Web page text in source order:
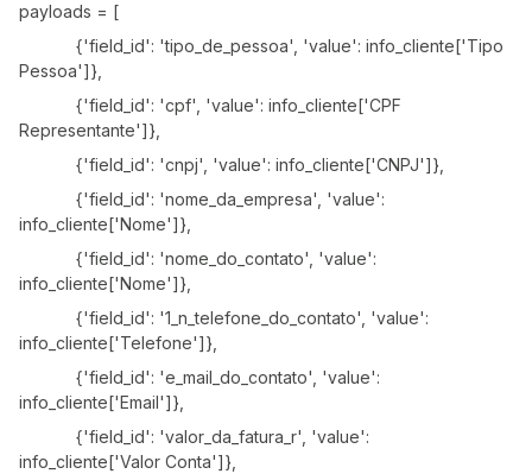
payloads = [
{'field_id': 'tipo_de_pessoa', 'value': info_cliente['Tipo
Pessoa']},
{'field_id': 'cpf', 'value': info_cliente['CPF
Representante']},
{'field_id': 'cnpj', 'value': info_cliente['CNPJ']},
{'field_id': 'nome_da_empresa', 'value':
info_cliente['Nome']},
{'field_id': 'nome_do_contato', 'value':
info_cliente['Nome']},
{'field_id': '1_n_telefone_do_contato', 'value':
info_cliente['Telefone']},
{'field_id': 'e_mail_do_contato', 'value':
info_cliente['Email']},
{'field_id': 'valor_da_fatura_r', 'value':
info_cliente['Valor Conta']},